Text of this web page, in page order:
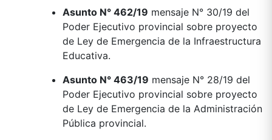
Asunto N° 462/19 mensaje N° 30/19 del
Poder Ejecutivo provincial sobre proyecto
de Ley de Emergencia de la Infraestructura
Educativa.
Asunto N° 463/19 mensaje N° 28/19 del
Poder Ejecutivo provincial sobre proyecto
de Ley de Emergencia de la Administración
Pública provincial.